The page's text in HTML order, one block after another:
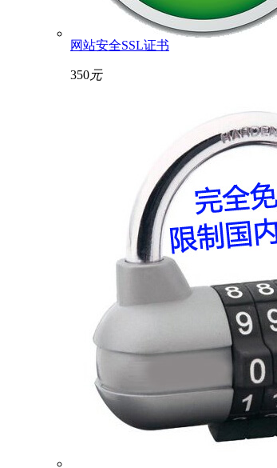
网站安全SSL证书
350元